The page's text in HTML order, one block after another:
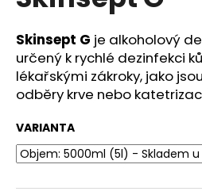
z
5
hvězdiček.
Skinsept G je alkoholový
určený k rychlé dezinfekci
lékařskými zákroky, jako
odběry krve nebo
VARIANTA
j
í
t
?